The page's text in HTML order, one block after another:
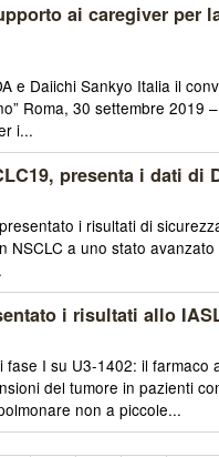
ai caregiver per
e Daiichi Sankyo Italia il
Roma, 30 settembre 2019
i...
presenta i dati di
i risultati di
NSCLC a uno stato
i risultati allo
fase I su U3-1402: il farmaco
del tumore in pazienti
non a piccole...